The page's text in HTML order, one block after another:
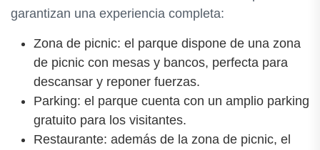
garantizan una experiencia completa:
Zona de picnic: el parque dispone de una zona
de picnic con mesas y bancos, perfecta para
descansar y reponer fuerzas.
Parking: el parque cuenta con un amplio parking
gratuito para los visitantes.
Restaurante: además de la zona de picnic, el